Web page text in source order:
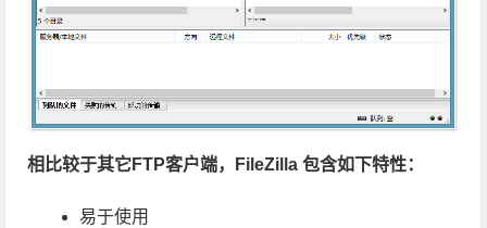
相比较于其它FTP客户端，FileZilla 包含如下特性：
易于使用